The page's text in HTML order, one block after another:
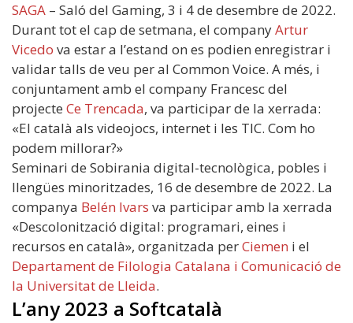
SAGA – Saló del Gaming, 3 i 4 de desembre de 2022.
Durant tot el cap de setmana, el companyArtur
Vicedo va estar a l’estand on es podien enregistrar i
validar talls de veu per al Common Voice. A més, i
conjuntament amb el company Francesc del
projecte Ce Trencada, va participar de la xerrada:
«El català als videojocs, internet i les TIC. Com ho
podem millorar?»
Seminari de Sobirania digital-tecnològica, pobles i
llengües minoritzades, 16 de desembre de 2022. La
companya Belén Ivars va participar amb la xerrada
«Descolonització digital: programari, eines i
recursos en català», organitzada perCiemen i el
Departament de Filologia Catalana i Comunicació de
la Universitat de Lleida.
L’any 2023 a Softcatalà